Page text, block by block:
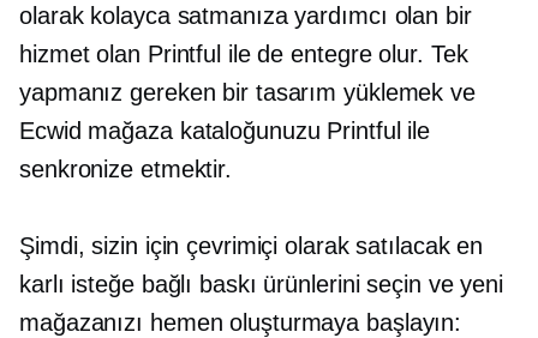
olarak kolayca satmanıza yardımcı olan bir
hizmet olan Printful ile de entegre olur. Tek
yapmanız gereken bir tasarım yüklemek ve
Ecwid mağaza kataloğunuzu Printful ile
senkronize etmektir.
Şimdi, sizin için çevrimiçi olarak satılacak en
karlı isteğe bağlı baskı ürünlerini seçin ve yeni
mağazanızı hemen oluşturmaya başlayın: